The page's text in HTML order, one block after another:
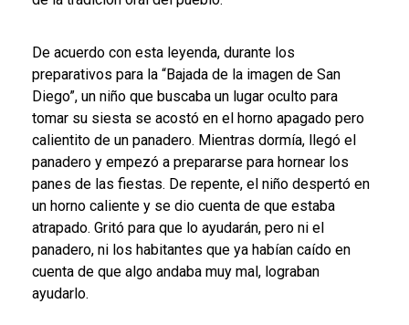
De acuerdo con esta leyenda, durante los
preparativos para la “Bajada de la imagen de San
Diego”, un niño que buscaba un lugar oculto para
tomar su siesta se acostó en el horno apagado pero
calientito de un panadero. Mientras dormía, llegó el
panadero y empezó a prepararse para hornear los
panes de las fiestas. De repente, el niño despertó en
un horno caliente y se dio cuenta de que estaba
atrapado. Gritó para que lo ayudarán, pero ni el
panadero, ni los habitantes que ya habían caído en
cuenta de que algo andaba muy mal, lograban
ayudarlo.